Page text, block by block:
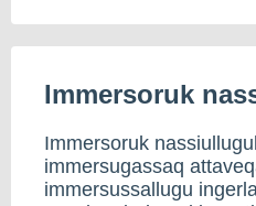
Immersoruk
Immersoruk
immersugassaq
immersussallugu